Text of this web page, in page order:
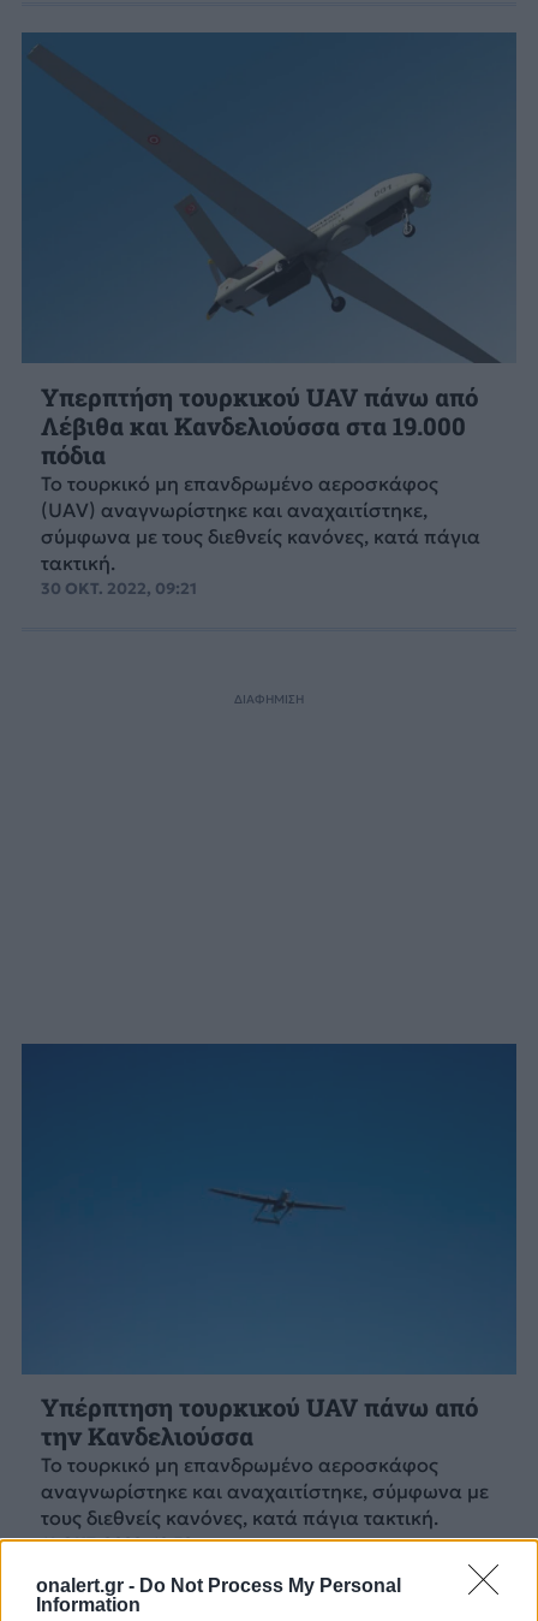
onalert.gr - Do Not Process My Personal
Information
Υπερπτήση τουρκικού UAV πάνω από
Λέβιθα και Κανδελιούσσα στα 19.000
πόδια
Το τουρκικό μη επανδρωμένο αεροσκάφος
(UAV) αναγνωρίστηκε και αναχαιτίστηκε,
σύμφωνα με τους διεθνείς κανόνες, κατά πάγια
τακτική.
30 ΟΚΤ. 2022, 09:21
Υπέρπτηση τουρκικού UAV πάνω από
την Κανδελιούσσα
Το τουρκικό μη επανδρωμένο αεροσκάφος
αναγνωρίστηκε και αναχαιτίστηκε, σύμφωνα με
τους διεθνείς κανόνες, κατά πάγια τακτική.
14 ΟΚΤ. 2022, 10:32
ΔΙΑΦΗΜΙΣΗ